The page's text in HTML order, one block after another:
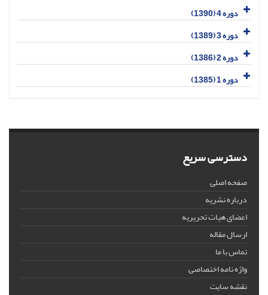
دوره 4 (1390)
دوره 3 (1389)
دوره 2 (1386)
دوره 1 (1385)
دسترسی سریع
صفحه اصلی
درباره نشریه
اعضای هیات تحریریه
ارسال مقاله
تماس با ما
واژه نامه اختصاصی
نقشه سایت